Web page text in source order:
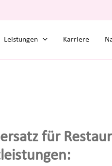
Leistungen Karriere
für